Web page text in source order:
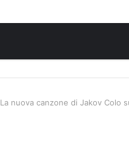
La nuova canzone di Jakov Colo